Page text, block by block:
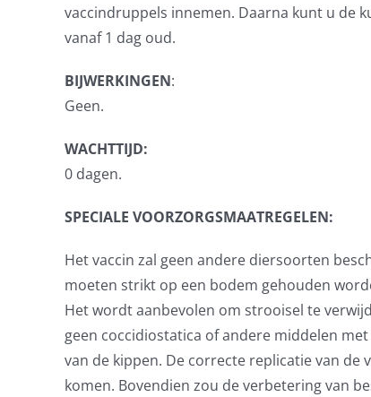
vaccindruppels innemen. Daarna kunt u de
vanaf 1 dag oud.
BIJWERKINGEN:
Geen.
WACHTTIJD:
0 dagen.
SPECIALE VOORZORGSMAATREGELEN:
Het vaccin zal geen andere diersoorten
moeten strikt op een bodem gehouden
Het wordt aanbevolen om strooisel te
geen coccidiostatica of andere middelen
van de kippen. De correcte replicatie van
komen. Bovendien zou de verbetering van